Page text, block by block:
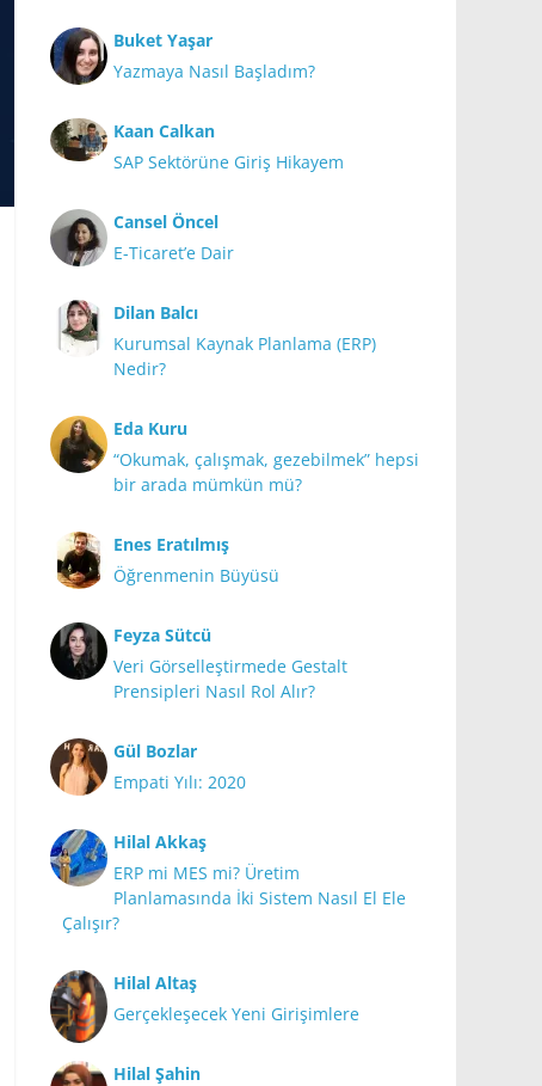
Buket Yaşar
Yazmaya Nasıl Başladım?
Kaan Calkan
SAP Sektörüne Giriş Hikayem
Cansel Öncel
E-Ticaret’e Dair
Dilan Balcı
Kurumsal Kaynak Planlama (ERP)
Nedir?
Eda Kuru
“Okumak, çalışmak, gezebilmek” hepsi
bir arada mümkün mü?
Enes Eratılmış
Öğrenmenin Büyüsü
Feyza Sütcü
Veri Görselleştirmede Gestalt
Prensipleri Nasıl Rol Alır?
Gül Bozlar
Empati Yılı: 2020
Hilal Akkaş
ERP mi MES mi? Üretim
Planlamasında İki Sistem Nasıl El Ele
Çalışır?
Hilal Altaş
Gerçekleşecek Yeni Girişimlere
Hilal Şahin